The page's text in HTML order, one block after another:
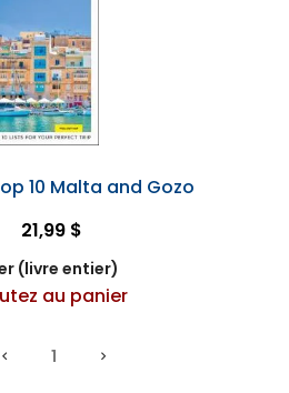
10 Malta and Gozo
21,99 $
(livre entier)
au panier
1